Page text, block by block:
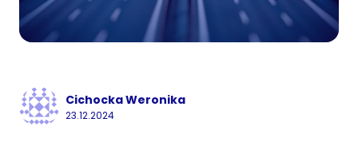
Cichocka Weronika
23.12.2024